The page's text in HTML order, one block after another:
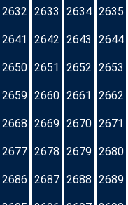
2632 2633 2634 2635
2641 2642 2643 2644
2650 2651 2652 2653
2659 2660 2661 2662
2668 2669 2670 2671
2677 2678 2679 2680
2686 2687 2688 2689